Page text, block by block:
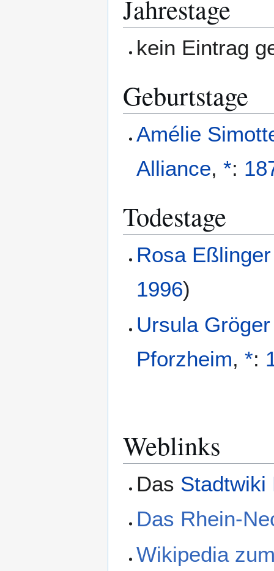
Jahrestage
kein Eintrag
Geburtstage
Amélie
Alliance,*:
Todestage
Rosa Eßlinger
1996)
Ursula Gröger
Pforzheim,*:
Weblinks
Das Stadtwiki
Das Rhein-
Wikipedia